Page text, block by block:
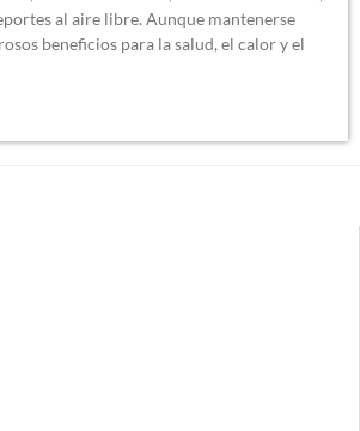
al aire libre. Aunque mantenerse
beneficios para la salud, el calor y el